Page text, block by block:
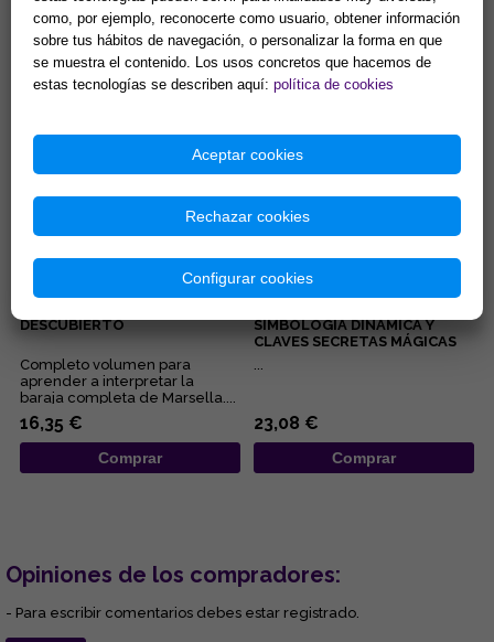
Lectura de la boda o
convivencia de la pareja, del
embarazo, de los negocios,
del pleito, de la salud... Éstas...
15,38 €
Lisa Charberlain sigue
ofreciédonos prácticos
manuales para iniciarnos en las
diferentes disciplinas
esotérica...
9,62 €
DESCUBIERTO
Completo volumen para
aprender a interpretar la
baraja completa de Marsella....
16,35 €
Comprar
SIMBOLOGÍA DINÁMICA Y
CLAVES SECRETAS MÁGICAS
...
23,08 €
Comprar
Opiniones de los compradores:
- Para escribir comentarios debes estar registrado.
como, por ejemplo, reconocerte como usuario, obtener información
sobre tus hábitos de navegación, o personalizar la forma en que
se muestra el contenido. Los usos concretos que hacemos de
estas tecnologías se describen aquí: política de cookies
Aceptar cookies
Rechazar cookies
Configurar cookies